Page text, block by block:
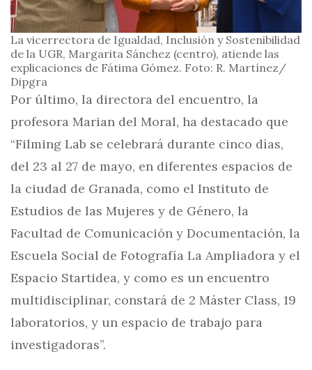
La vicerrectora de Igualdad, Inclusión y Sostenibilidad
de la UGR, Margarita Sánchez (centro), atiende las
explicaciones de Fátima Gómez. Foto: R. Martínez/
Dipgra
Por último, la directora del encuentro, la
profesora Marian del Moral, ha destacado que
“Filming Lab se celebrará durante cinco días,
del 23 al 27 de mayo, en diferentes espacios de
la ciudad de Granada, como el Instituto de
Estudios de las Mujeres y de Género, la
Facultad de Comunicación y Documentación, la
Escuela Social de Fotografía La Ampliadora y el
Espacio Startidea, y como es un encuentro
multidisciplinar, constará de 2 Máster Class, 19
laboratorios, y un espacio de trabajo para
investigadoras”.